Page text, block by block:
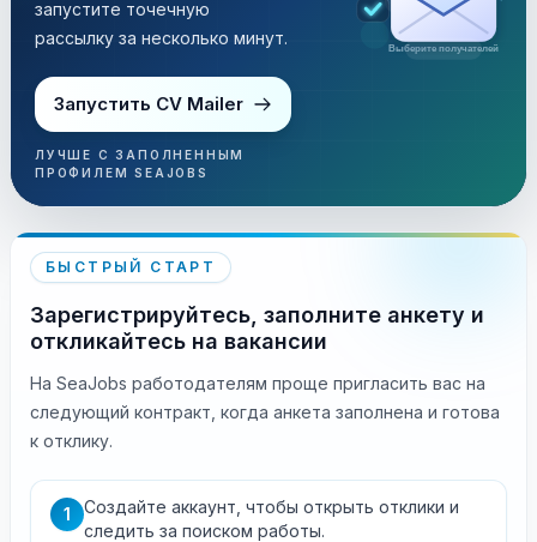
запустите точечную
рассылку за несколько минут.
Запустить CV Mailer
ЛУЧШЕ С ЗАПОЛНЕННЫМ
ПРОФИЛЕМ SEAJOBS
Рассылка за несколько минут
БЫСТРЫЙ СТАРТ
Зарегистрируйтесь, заполните анкету и
откликайтесь на вакансии
На SeaJobs работодателям проще пригласить вас на
следующий контракт, когда анкета заполнена и готова
к отклику.
1
Создайте аккаунт, чтобы открыть отклики и
следить за поиском работы.